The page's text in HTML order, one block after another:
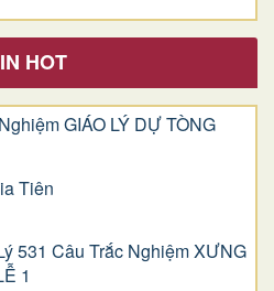
HOT
GIÁO LÝ DỰ TÒNG
Tiên
531 Câu Trắc Nghiệm XƯNG
1